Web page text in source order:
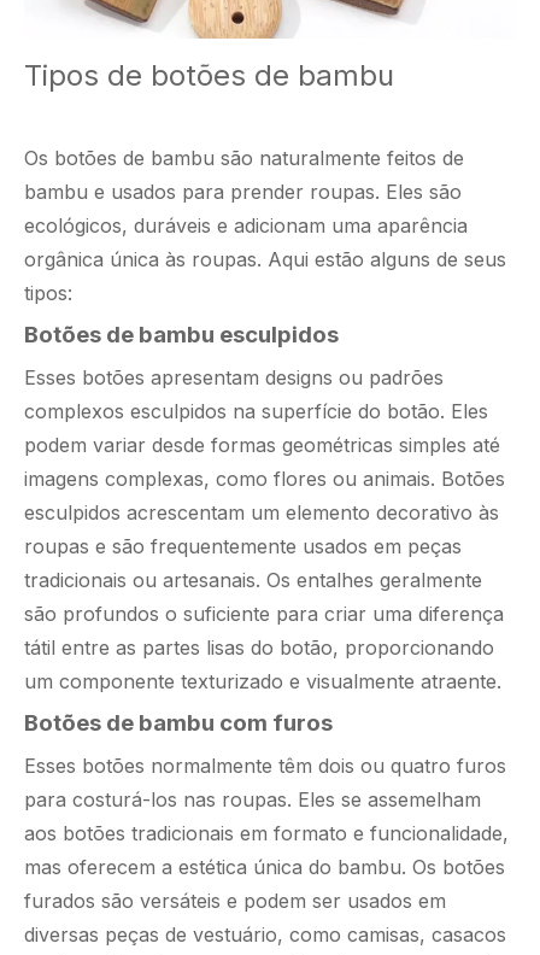
Tipos de botões de bambu
Os botões de bambu são naturalmente feitos de
bambu e usados ​​para prender roupas. Eles são
ecológicos, duráveis ​​e adicionam uma aparência
orgânica única às roupas. Aqui estão alguns de seus
tipos:
Botões de bambu esculpidos
Esses botões apresentam designs ou padrões
complexos esculpidos na superfície do botão. Eles
podem variar desde formas geométricas simples até
imagens complexas, como flores ou animais. Botões
esculpidos acrescentam um elemento decorativo às
roupas e são frequentemente usados ​​em peças
tradicionais ou artesanais. Os entalhes geralmente
são profundos o suficiente para criar uma diferença
tátil entre as partes lisas do botão, proporcionando
um componente texturizado e visualmente atraente.
Botões de bambu com furos
Esses botões normalmente têm dois ou quatro furos
para costurá-los nas roupas. Eles se assemelham
aos botões tradicionais em formato e funcionalidade,
mas oferecem a estética única do bambu. Os botões
furados são versáteis e podem ser usados ​​em
diversas peças de vestuário, como camisas, casacos